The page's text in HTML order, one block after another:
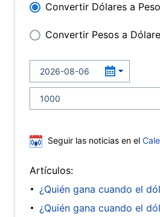
Convertir Dólares a
Convertir Pesos a
Seguir las noticias en el
Artículos:
¿Quién gana cuando el
¿Quién gana cuando el